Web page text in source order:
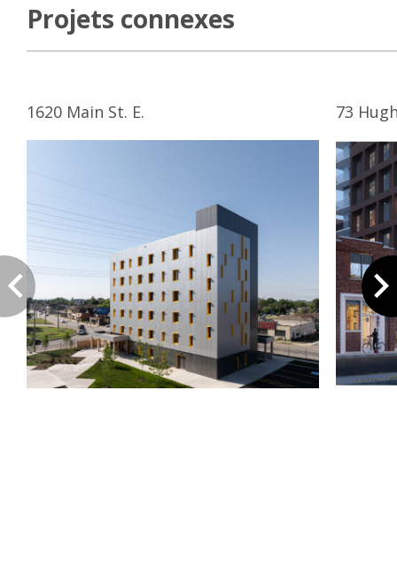
Projets connexes
1620 Main St. E. 73